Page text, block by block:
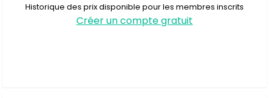
Historique des prix disponible pour les membres inscrits
Créer un compte gratuit